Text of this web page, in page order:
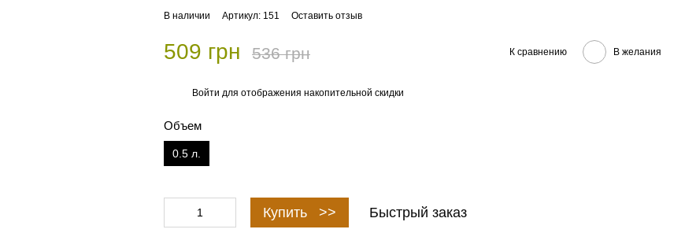
В наличии Артикул: 151 Оставить отзыв
509 грн 536 грн К сравнению В желания
Войти для отображения накопительной скидки
Объем
0.5 л.
Купить >> Быстрый заказ